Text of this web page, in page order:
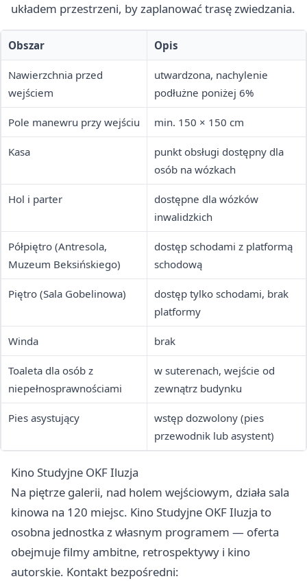
układem przestrzeni, by zaplanować trasę zwiedzania.
Obszar Opis
Nawierzchnia przed
wejściem
utwardzona, nachylenie
podłużne poniżej 6%
Pole manewru przy wejściu min. 150 × 150 cm
Kasa
punkt obsługi dostępny dla
osób na wózkach
Hol i parter
dostępne dla wózków
inwalidzkich
Półpiętro (Antresola,
Muzeum Beksińskiego)
dostęp schodami z platformą
schodową
Piętro (Sala Gobelinowa)
dostęp tylko schodami, brak
platformy
Winda brak
Toaleta dla osób z
niepełnosprawnościami
w suterenach, wejście od
zewnątrz budynku
Pies asystujący
wstęp dozwolony (pies
przewodnik lub asystent)
Kino Studyjne OKF Iluzja
Na piętrze galerii, nad holem wejściowym, działa sala
kinowa na 120 miejsc. Kino Studyjne OKF Iluzja to
osobna jednostka z własnym programem — oferta
obejmuje filmy ambitne, retrospektywy i kino
autorskie. Kontakt bezpośredni: